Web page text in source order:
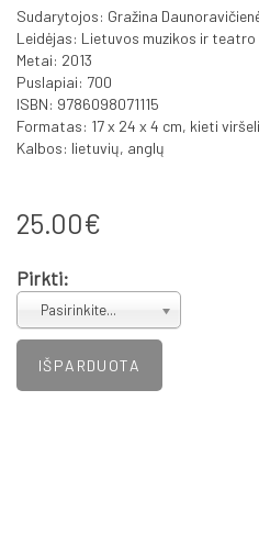
Sudarytojos: Gražina
Leidėjas: Lietuvos muzikos ir
Metai: 2013
Puslapiai: 700
ISBN: 9786098071115
Formatas: 17 x 24 x 4 cm, kieti
Kalbos: lietuvių, anglų
25.00€
Pirkti:
Pasirinkite...